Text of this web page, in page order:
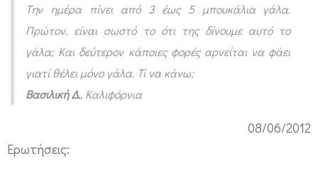
ο
Την ημέρα πίνει από 3 έως 5 μπουκάλια γάλα.
Πρώτον, είναι σωστό το ότι της δίνουμε αυτό το
γάλα; Και δεύτερον κάποιες φορές αρνείται να φάει
γιατί θέλει μόνο γάλα. Τί να κάνω;
Βασιλική Δ., Καλιφόρνια
08/06/2012
Ερωτήσεις: